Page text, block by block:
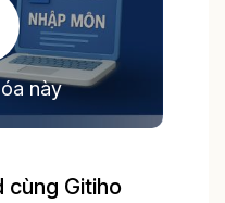
này
cùng Gitiho